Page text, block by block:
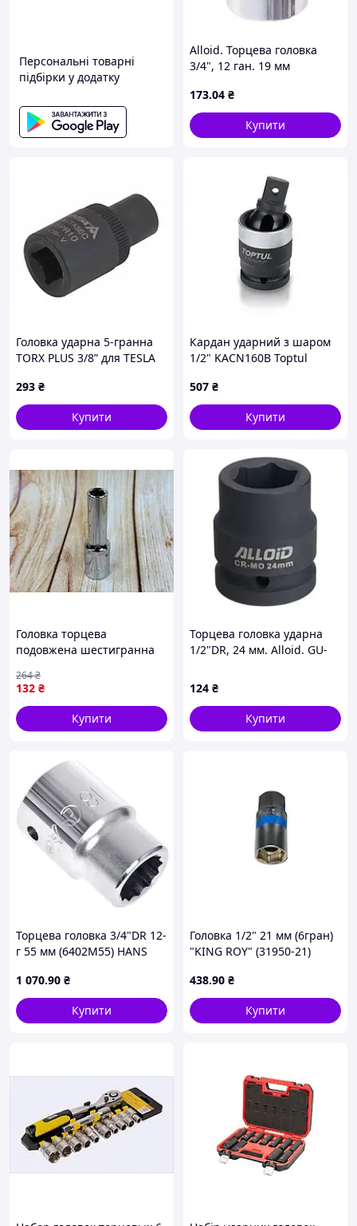
Персональні товарні
підбірки у додатку
Alloid. Торцева головка
3/4", 12 ган. 19 мм
173.04 ₴
Купити
Головка ударна 5-гранна
TORX PLUS 3/8” для TESLA
293 ₴
Купити
Кардан ударний з шаром
1/2" KACN160B Toptul
507 ₴
Купити
Головка торцева
подовжена шестигранна
професійного ремонту
автомобілів
132 ₴
264₴
Купити
Торцева головка ударна
1/2"DR, 24 мм. Alloid. GU-
124 ₴
Купити
Торцева головка 3/4"DR 12-
г 55 мм (6402M55) HANS
1 070.90 ₴
Купити
Головка 1/2" 21 мм (6гран)
"KING ROY" (31950-21)
пач.)
438.90 ₴
Купити